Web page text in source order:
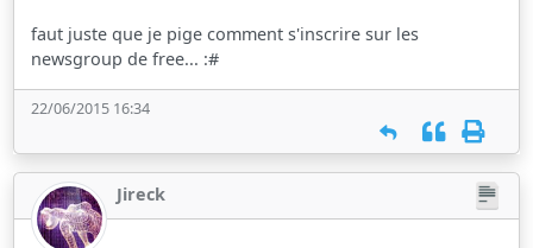
faut juste que je pige comment s'inscrire sur les
newsgroup de free... :#
22/06/2015 16:34
Jireck